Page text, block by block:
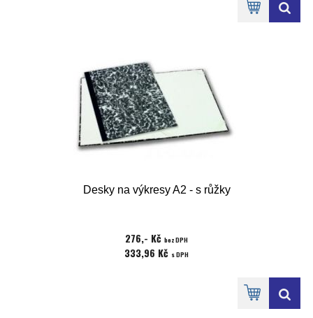
Desky na výkresy A2 - s růžky
276,- Kč bez DPH
333,96 Kč s DPH